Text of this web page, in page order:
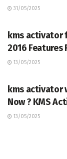
31/05/2025
kms activator
2016 Features
13/05/2025
kms activator
Now ? KMS
13/05/2025